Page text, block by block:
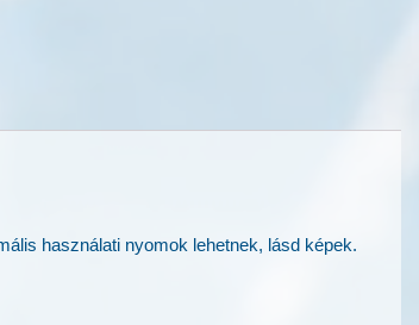
használati nyomok lehetnek, lásd képek.